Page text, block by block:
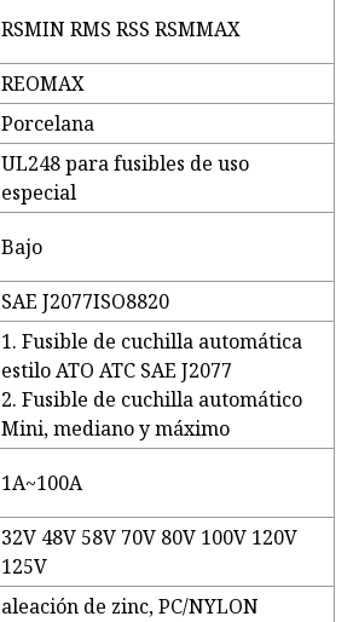
RSMIN RMS RSS RSMMAX
REOMAX
Porcelana
UL248 para fusibles de uso
especial
Bajo
SAE J2077ISO8820
1. Fusible de cuchilla automática
estilo ATO ATC SAE J2077
2. Fusible de cuchilla automático
Mini, mediano y máximo
1A~100A
32V 48V 58V 70V 80V 100V 120V
125V
aleación de zinc, PC/NYLON